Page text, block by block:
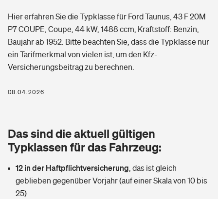
Grundfähigkeitsversicherung
Arbeitsrechtsschutz
Berufshaftpflichtversicherung
Zur Übersicht
Tools
Wer versichert was: Jetzt Versicherer finden
Hausratversicherung
Glasversicherung
Mietkautionsversicherung
Freizeit
Pri­vate Haft­pflicht­
Kinderunfall­ver­si­che­rung
Kinderinvalidität
Gesundheit
Private Krankenversicherung
Dread-Disease-Versicherung
Tierkrankenversicherung
Zur Übersicht
Hier erfahren Sie die Typklasse für Ford Taunus, 43 F 20M
P7 COUPE, Coupe, 44 kW, 1488 ccm, Kraftstoff: Benzin,
Baujahr ab 1952. Bitte beachten Sie, dass die Typklasse nur
ein Tarifmerkmal von vielen ist, um den Kfz-
Versicherungsbeitrag zu berechnen.
08.04.2026
Das sind die aktuell gültigen
Typklassen für das Fahrzeug:
12 in der Haftpflichtversicherung das ist gleich
geblieben gegenüber Vorjahr (auf einer Skala von 10 bis
25)